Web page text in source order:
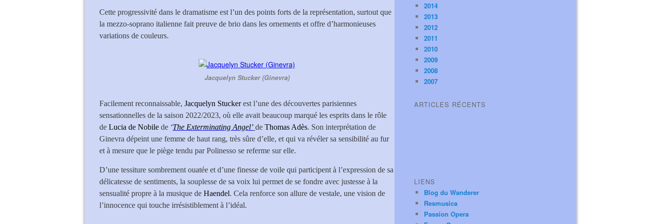
Cette progressivité dans le dramatisme est l’un des points forts de la représentation, surtout que
la mezzo-soprano italienne fait preuve de brio dans les ornements et offre d’harmonieuses
variations de couleurs.
Jacquelyn Stucker (Ginevra)
Facilement reconnaissable, Jacquelyn Stuckerest l’une des découvertes parisiennes
sensationnelles de la saison 2022/2023, où elle avait beaucoup marqué les esprits dans le rôle
de Lucia de Nobile de ‘The Exterminating Angel’ de Thomas Adès. Son interprétation de
Ginevra dépeint une femme de haut rang, très sûre d’elle, et qui va révéler sa sensibilité au fur
et à mesure que le piège tendu par Polinesso se referme sur elle.
D’une tessiture sombrement ouatée et d’une finesse de voile qui participent à l’expression de sa
délicatesse de sentiments, la souplesse de sa voix lui permet de se fondre avec justesse à la
sensualité propre à la musique de Haendel. Cela renforce son allure de vestale, une vision de
l’innocence qui touche irrésistiblement à l’idéal.
2014
2013
2012
2011
2010
2009
2008
2007
ARTICLES RÉCENTS
LIENS
Blog du Wanderer
Resmusica
Passion Opera